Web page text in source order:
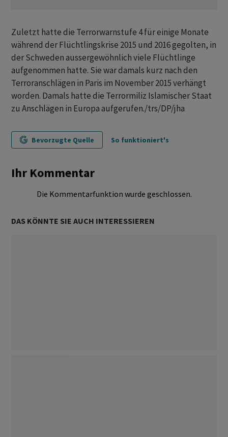
Zuletzt hatte die Terrorwarnstufe 4 für einige Monate
während der Flüchtlingskrise 2015 und 2016 gegolten, in
der Schweden aussergewöhnlich viele Flüchtlinge
aufgenommen hatte. Sie war damals kurz nach den
Terroranschlägen in Paris im November 2015 verhängt
worden. Damals hatte die Terrormiliz Islamischer Staat
zu Anschlägen in Europa aufgerufen./trs/DP/jha
Bevorzugte Quelle So funktioniert's
Ihr Kommentar
Die Kommentarfunktion wurde geschlossen.
DAS KÖNNTE SIE AUCH INTERESSIEREN